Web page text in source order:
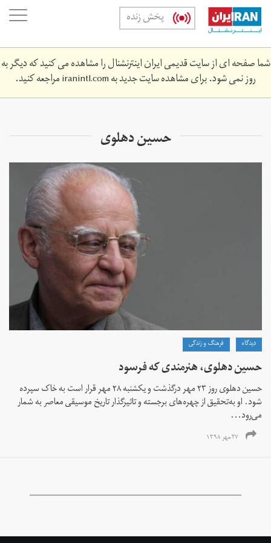
Skip
main
content
پخش زنده
شما صفحه ای از سایت قدیمی ایران اینترنشنال را مشاهده می کنید که دیگر به
روز نمی شود. برای مشاهده سایت جدید بهiranintl.comمراجعه کنید.
حسین دهلوی
دیدگاه فرهنگ و زندگی
حسین دهلوی، هنرمندی که فرسود
حسین دهلوی روز ۲۳ مهر درگذشت و یکشنبه ۲۸ مهر قرار است به خاک سپرده
شود. او به‌تحقیق از چهره‌های برجسته و تاثیرگذار تاریخ موسیقی معاصر به شمار
می‌رود...
۲۷ مهر ۱۳۹۸